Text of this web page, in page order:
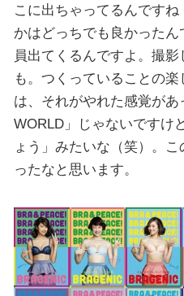
こに出ちゃってるんです
かはどっちでも良かった
員出てくるんですよ。撮影
も。つくっていることの
は、それがやれた感覚が
WORLD」じゃないですけ
ょう」みたいな（笑）。
ったなと思います。